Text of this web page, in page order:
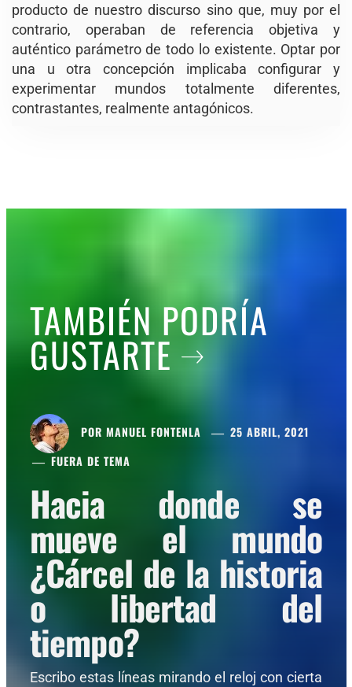
producto de nuestro discurso sino que, muy por el
contrario, operaban de referencia objetiva y
auténtico parámetro de todo lo existente. Optar por
una u otra concepción implicaba configurar y
experimentar mundos totalmente diferentes,
contrastantes, realmente antagónicos.
TAMBIÉN PODRÍA
GUSTARTE
POR MANUEL FONTENLA
25 ABRIL, 2021
FUERA DE TEMA
Hacia donde se
mueve el mundo
¿Cárcel de la historia
o libertad del
tiempo?
Escribo estas líneas mirando el reloj con cierta